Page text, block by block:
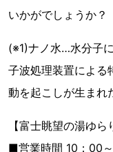
いかがでしょうか？
(※1)ナノ水…水分子
子波処理装置による
動を起こしが生まれ
【富士眺望の湯ゆら
■営業時間 10：00